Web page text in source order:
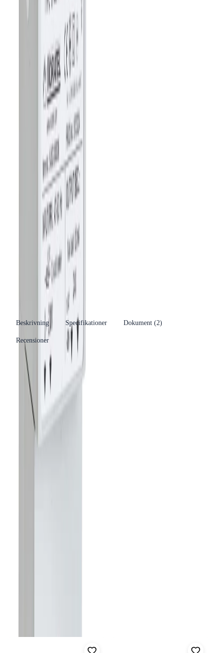
Google Reviews
Läs
ST23024 Transformator från Frico konverterar 230V till 24V och
är avsedd för spjäll- och ventilmotorer. Tillverkad av
polyuretan/plast med grå RAL 7035 färg.
14 dagars öppet köp
Produktinformation
Frico
Se fler produkter
Transformator
Övrig Kyla och tillbehör
6704551
EAN/GTIN
7393410008913
Beskrivning Specifikationer Dokument (2)
Recensioner
Produkthöjdpunkter
Omvandlar 230V till 24V
Modell:ST23024
230V till 24V